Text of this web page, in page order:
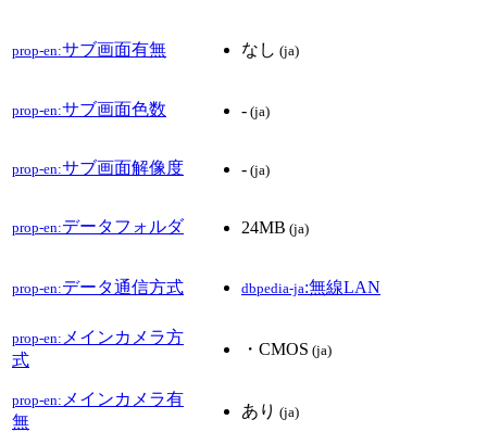
prop-en:サブ画面有無 なし (ja)
prop-en:サブ画面色数 - (ja)
prop-en:サブ画面解像度 - (ja)
prop-en:データフォルダ 24MB (ja)
prop-en:データ通信方式 dbpedia-ja:無線LAN
prop-en: メインカメラ方
式
・CMOS (ja)
prop-en: メインカメラ有
無
あり (ja)